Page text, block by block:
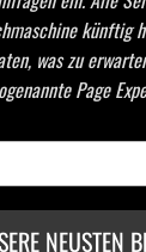
künftig
was zu
Page
NEUSTEN